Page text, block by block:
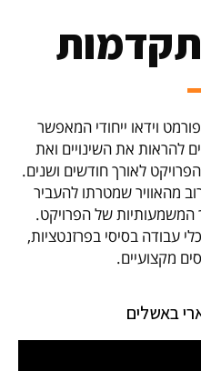
וידאו ייחודי המאפשר
להראות את השינויים ואת
לאורך חודשים ושנים.
מהאוויר שמטרתו להעביר
המשמעותיות של הפרויקט.
עבודה בסיסי בפרזנטציות,
מקצועיים.
באשלים